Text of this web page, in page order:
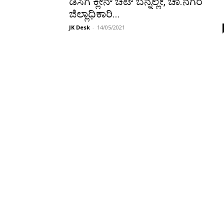
ಜಿಲ್ಲಾಧಿಕಾರಿ...
JK Desk - 14/05/2021